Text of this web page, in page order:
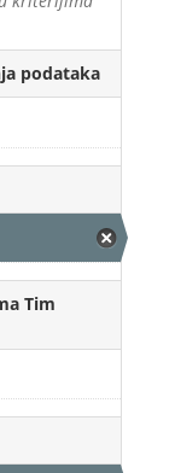
podataka
Tim